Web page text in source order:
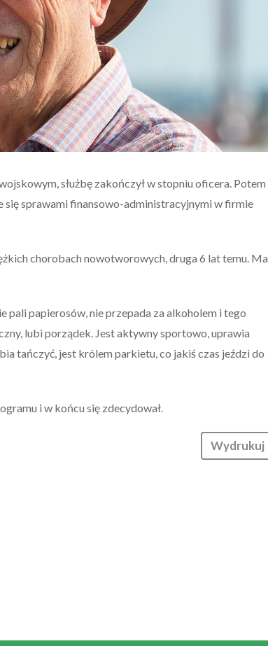
służbę zakończył w stopniu oficera. Potem
się sprawami finansowo-administracyjnymi w firmie
chorobach nowotworowych, druga 6 lat temu. Ma
pali papierosów, nie przepada za alkoholem i tego
lubi porządek. Jest aktywny sportowo, uprawia
tańczyć, jest królem parkietu, co jakiś czas jeździ do
i w końcu się zdecydował.
Wydrukuj